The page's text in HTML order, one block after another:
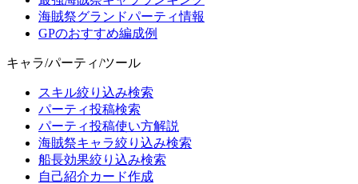
海賊祭グランドパーティ情報
GPのおすすめ編成例
キャラ/パーティ/ツール
スキル絞り込み検索
パーティ投稿検索
パーティ投稿使い方解説
海賊祭キャラ絞り込み検索
船長効果絞り込み検索
自己紹介カード作成